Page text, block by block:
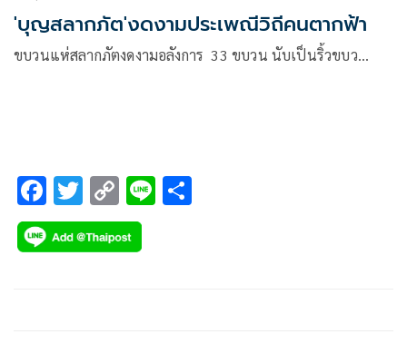
'บุญสลากภัต'งดงามประเพณีวิถีคนตากฟ้า
ขบวนแห่สลากภัตงดงามอลังการ 33 ขบวน นับเป็นริ้วขบว…
F
ac
e
T
wi
tt
C
o
p
Li